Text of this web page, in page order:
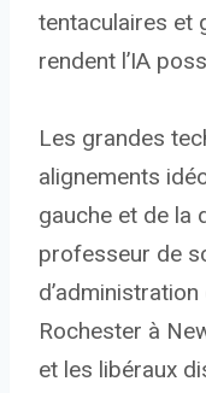
tentaculaires et
rendent l’IA
Les grandes
alignements
gauche et de la
professeur de
Rochester à
et les libéraux